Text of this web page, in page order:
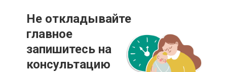
Не откладывайте
главное
запишитесь на
консультацию